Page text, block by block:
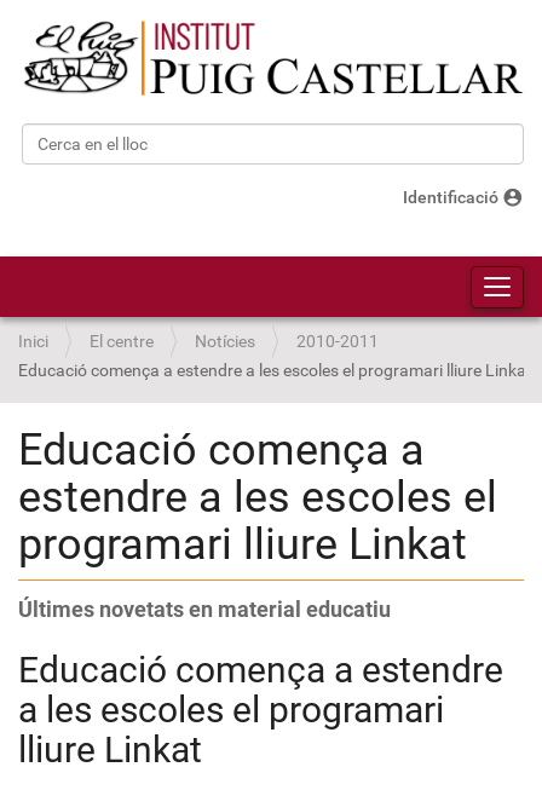
Cerca
Identificació account_circle
Inici El centre Notícies
2010-2011
Educació comença a estendre a les escoles el programari lliure Linkat
Educació comença a
estendre a les escoles el
programari lliure Linkat
Últimes novetats en material educatiu
Educació comença a estendre
a les escoles el programari
lliure Linkat